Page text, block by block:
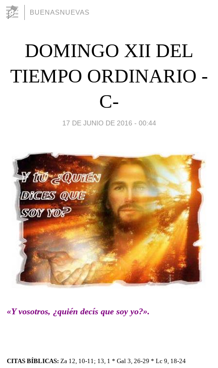
BUENASNUEVAS
DOMINGO XII DEL
TIEMPO ORDINARIO -
C-
17 DE JUNIO DE 2016 - 00:44
«Y vosotros, ¿quién decís que soy yo?».
CITAS BÍBLICAS: Za 12, 10-11; 13, 1 * Gal 3, 26-29 * Lc 9, 18-24